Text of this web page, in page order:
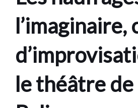
l’imaginaire,
le théâtre de